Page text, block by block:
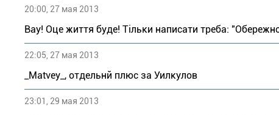
20:00, 27 мая 2013
Вау! Оце життя буде! Тільки написати треба:
22:05, 27 мая 2013
_Matvey_, отдельнй плюс за Уилкулов
23:01, 29 мая 2013